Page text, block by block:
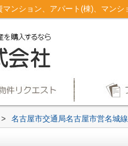
> 名古屋市交通局名古屋市営名城線